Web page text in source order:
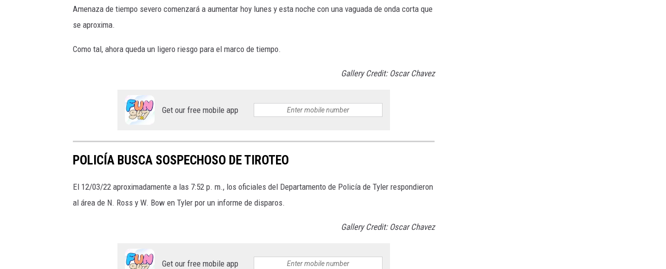
Amenaza de tiempo severo comenzará a aumentar hoy lunes y esta noche con una vaguada de onda corta que
se aproxima.
Como tal, ahora queda un ligero riesgo para el marco de tiempo.
Gallery Credit: Oscar Chavez
Get our free mobile app
POLICÍA BUSCA SOSPECHOSO DE TIROTEO
El 12/03/22 aproximadamente a las 7:52 p. m., los oficiales del Departamento de Policía de Tyler respondieron
al área de N. Ross y W. Bow en Tyler por un informe de disparos.
Gallery Credit: Oscar Chavez
Get our free mobile app